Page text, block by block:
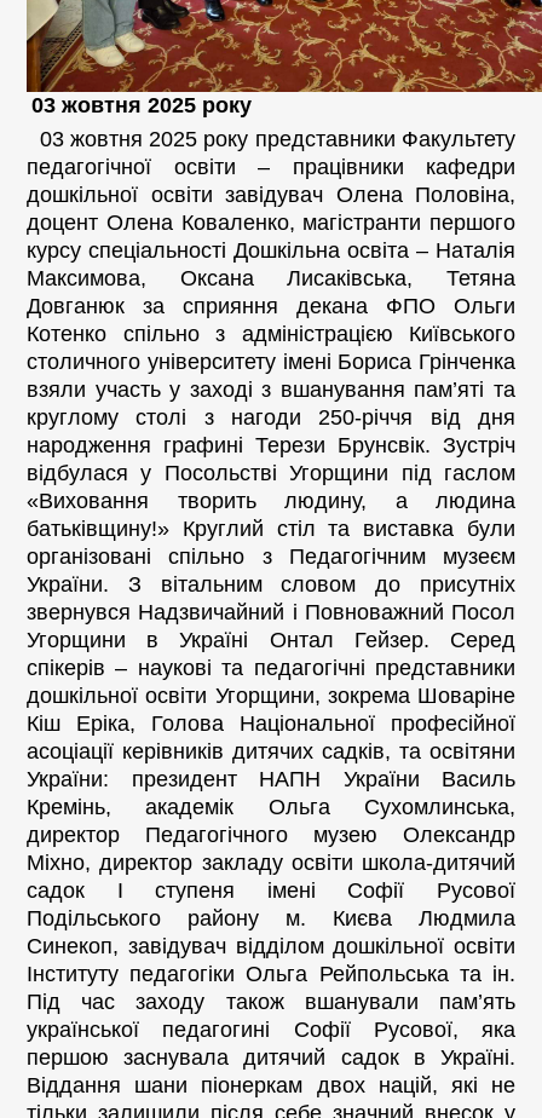
03 жовтня 2025 року
03 жовтня 2025 року представники Факультету
педагогічної освіти – працівники кафедри
дошкільної освіти завідувач Олена Половіна,
доцент Олена Коваленко, магістранти першого
курсу спеціальності Дошкільна освіта – Наталія
Максимова, Оксана Лисаківська, Тетяна
Довганюк за сприяння декана ФПО Ольги
Котенко спільно з адміністрацією Київського
столичного університету імені Бориса Грінченка
взяли участь у заході з вшанування пам’яті та
круглому столі з нагоди 250-річчя від дня
народження графині Терези Брунсвік. Зустріч
відбулася у Посольстві Угорщини під гаслом
«Виховання творить людину, а людина
батьківщину!» Круглий стіл та виставка були
організовані спільно з Педагогічним музеєм
України. З вітальним словом до присутніх
звернувся Надзвичайний і Повноважний Посол
Угорщини в Україні Онтал Гейзер. Серед
спікерів – наукові та педагогічні представники
дошкільної освіти Угорщини, зокрема Шоваріне
Кіш Еріка, Голова Національної професійної
асоціації керівників дитячих садків, та освітяни
України: президент НАПН України Василь
Кремінь, академік Ольга Сухомлинська,
директор Педагогічного музею Олександр
Міхно, директор закладу освіти школа-дитячий
садок І ступеня імені Софії Русової
Подільського району м. Києва Людмила
Синекоп, завідувач відділом дошкільної освіти
Інституту педагогіки Ольга Рейпольська та ін.
Під час заходу також вшанували пам’ять
української педагогині Софії Русової, яка
першою заснувала дитячий садок в Україні.
Віддання шани піонеркам двох націй, які не
тільки залишили після себе значний внесок у